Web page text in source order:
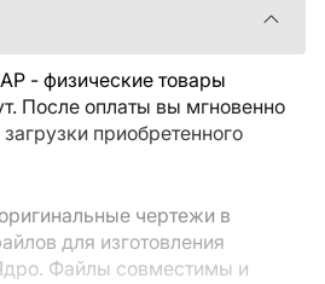
перед покупкой. Если у
напрямую.
- физические товары
После оплаты вы мгновенно
приобретенного
чертежи в
для изготовления
Файлы совместимы и